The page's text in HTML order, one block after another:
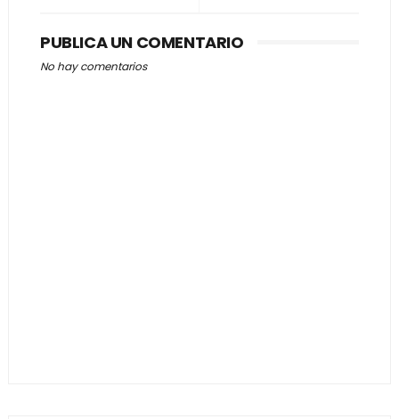
PUBLICA UN COMENTARIO
No hay comentarios